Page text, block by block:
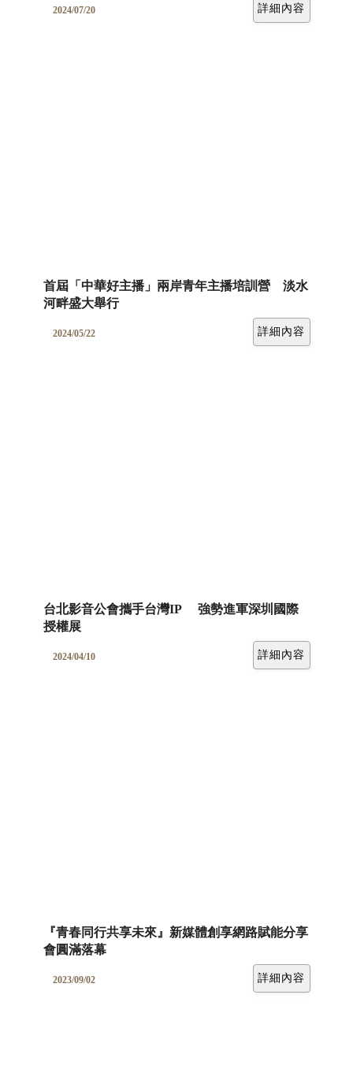
2024/07/20 詳細內容
首屆「中華好主播」兩岸青年主播培訓營 淡水
河畔盛大舉行
2024/05/22 詳細內容
台北影音公會攜手台灣IP 強勢進軍深圳國際
授權展
2024/04/10 詳細內容
『青春同行共享未來』新媒體創享網路賦能分享
會圓滿落幕
2023/09/02 詳細內容